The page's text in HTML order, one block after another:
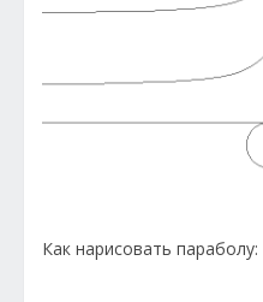
Как нарисовать параболу: